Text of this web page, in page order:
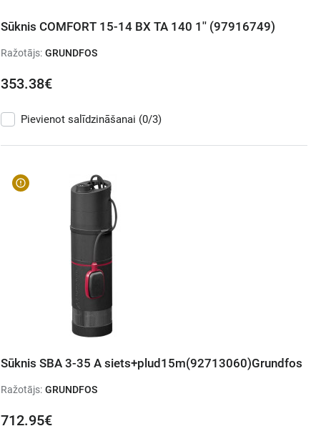
Sūknis COMFORT 15-14 BX TA 140 1'' (97916749)
Ražotājs: GRUNDFOS
353.38€
Pievienot salīdzināšanai (0/3)
Sūknis SBA 3-35 A siets+plud15m(92713060)Grundfos
Ražotājs: GRUNDFOS
712.95€